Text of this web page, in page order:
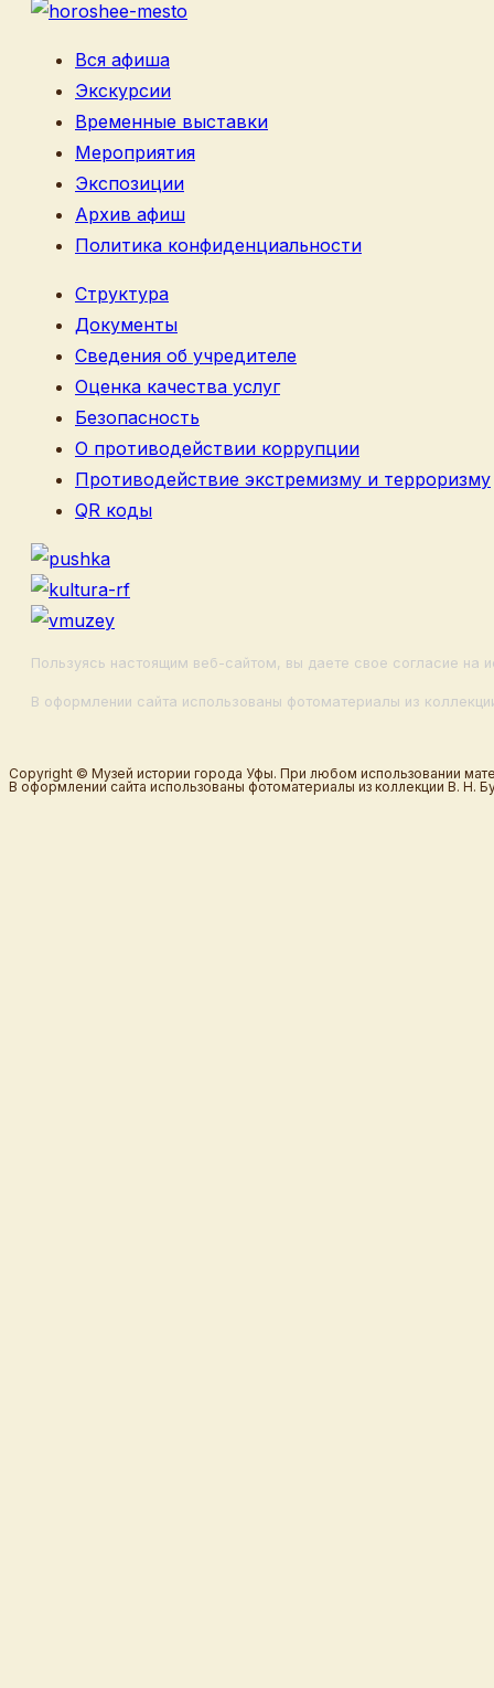
Вся афиша
Экскурсии
Временные выставки
Мероприятия
Экспозиции
Архив афиш
Политика конфиденциальности
Структура
Документы
Сведения об учредителе
Оценка качества услуг
Безопасность
О противодействии коррупции
Противодействие экстремизму и терроризму
QR коды
Пользуясь настоящим веб-сайтом, вы даете свое согласие на
В оформлении сайта использованы фотоматериалы из
Copyright © Музей истории города Уфы. При любом использовании
В оформлении сайта использованы фотоматериалы из коллекции В. Н.